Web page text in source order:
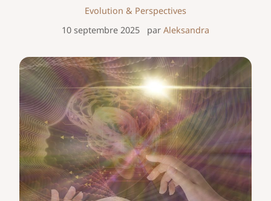
Evolution & Perspectives
10 septembre 2025
par Aleksandra